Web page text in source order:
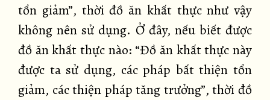
tổn giảm”, thời đồ ăn khất thực như vậy
không nên sử dụng. Ở đây, nếu biết được
đồ ăn khất thực nào: “Đồ ăn khất thực này
được ta sử dụng, các pháp bất thiện tổn
giảm, các thiện pháp tăng trưởng”, thời đồ